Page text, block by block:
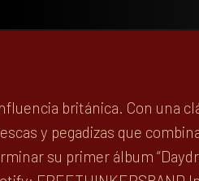
británica. Con una
y pegadizas que
su primer álbum